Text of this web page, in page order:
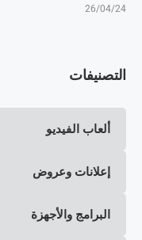
26/04/24
التصنيفات
ألعاب الفيديو
إعلانات وعروض
البرامج والأجهزة